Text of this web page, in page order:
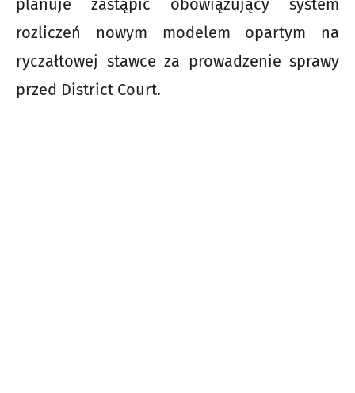
planuje zastąpić obowiązujący system
rozliczeń nowym modelem opartym na
ryczałtowej stawce za prowadzenie sprawy
przed District Court.